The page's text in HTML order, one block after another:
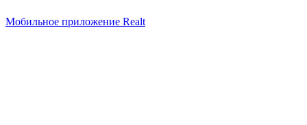
Мобильное приложение Realt